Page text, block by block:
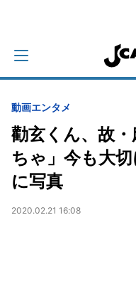
動画エンタメ
勸玄くん、故
ちゃ」今も大
に写真
2020.02.21 16:08